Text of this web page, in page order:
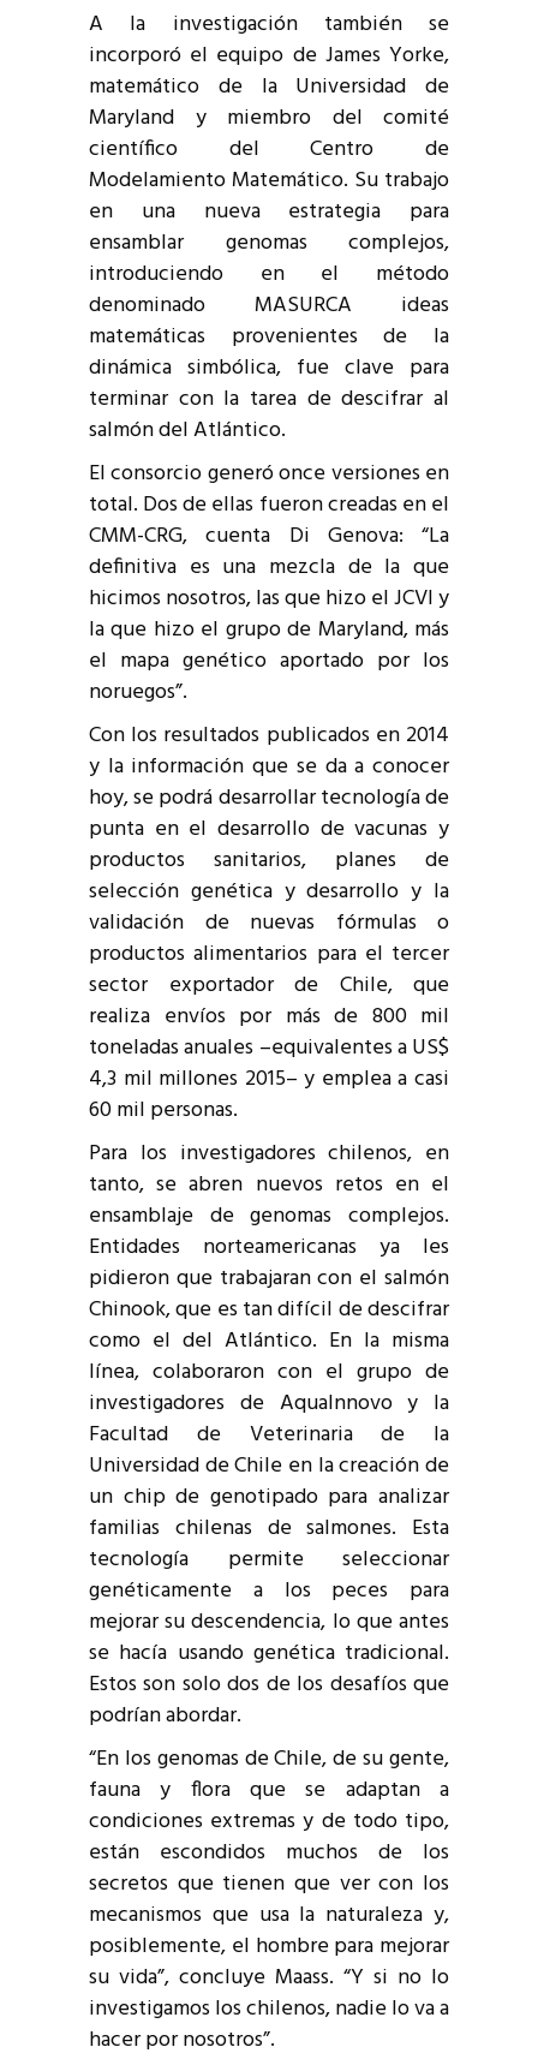
A la investigación también se
incorporó el equipo de James Yorke,
matemático de la Universidad de
Maryland y miembro del comité
científico del Centro de
Modelamiento Matemático. Su trabajo
en una nueva estrategia para
ensamblar genomas complejos,
introduciendo en el método
denominado MASURCA ideas
matemáticas provenientes de la
dinámica simbólica, fue clave para
terminar con la tarea de descifrar al
salmón del Atlántico.
El consorcio generó once versiones en
total. Dos de ellas fueron creadas en el
CMM-CRG, cuenta Di Genova: “La
definitiva es una mezcla de la que
hicimos nosotros, las que hizo el JCVI y
la que hizo el grupo de Maryland, más
el mapa genético aportado por los
noruegos”.
Con los resultados publicados en 2014
y la información que se da a conocer
hoy, se podrá desarrollar tecnología de
punta en el desarrollo de vacunas y
productos sanitarios, planes de
selección genética y desarrollo y la
validación de nuevas fórmulas o
productos alimentarios para el tercer
sector exportador de Chile, que
realiza envíos por más de 800 mil
toneladas anuales –equivalentes a US$
4,3 mil millones 2015– y emplea a casi
60 mil personas.
Para los investigadores chilenos, en
tanto, se abren nuevos retos en el
ensamblaje de genomas complejos.
Entidades norteamericanas ya les
pidieron que trabajaran con el salmón
Chinook, que es tan difícil de descifrar
como el del Atlántico. En la misma
línea, colaboraron con el grupo de
investigadores de AquaInnovo y la
Facultad de Veterinaria de la
Universidad de Chile en la creación de
un chip de genotipado para analizar
familias chilenas de salmones. Esta
tecnología permite seleccionar
genéticamente a los peces para
mejorar su descendencia, lo que antes
se hacía usando genética tradicional.
Estos son solo dos de los desafíos que
podrían abordar.
“En los genomas de Chile, de su gente,
fauna y flora que se adaptan a
condiciones extremas y de todo tipo,
están escondidos muchos de los
secretos que tienen que ver con los
mecanismos que usa la naturaleza y,
posiblemente, el hombre para mejorar
su vida”, concluye Maass. “Y si no lo
investigamos los chilenos, nadie lo va a
hacer por nosotros”.